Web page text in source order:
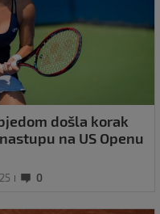
došla korak
na US Openu
0